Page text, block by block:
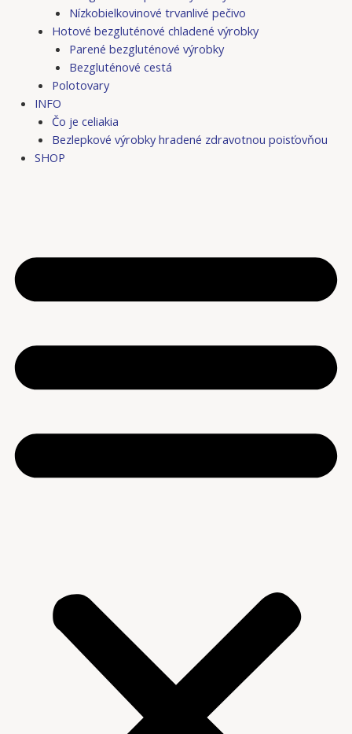
Nízkobielkovinové trvanlivé pečivo
Hotové bezgluténové chladené výrobky
Parené bezgluténové výrobky
Bezgluténové cestá
Polotovary
INFO
Čo je celiakia
Bezlepkové výrobky hradené zdravotnou poisťovňou
SHOP